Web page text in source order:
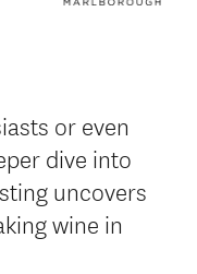
or even
dive into
uncovers
wine in